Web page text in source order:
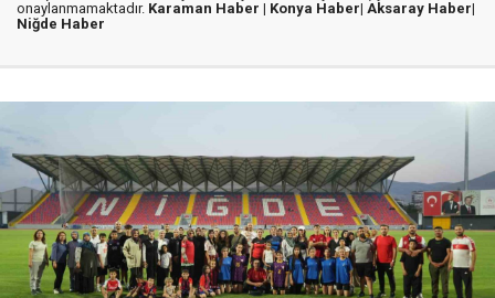
onaylanmamaktadır. Karaman Haber | Konya Haber| Aksaray Haber|
Niğde Haber